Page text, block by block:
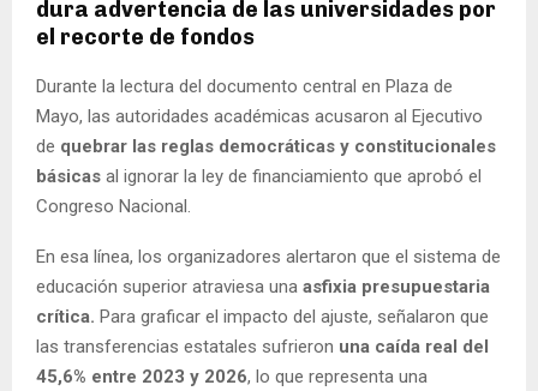
dura advertencia de las universidades por
el recorte de fondos
Durante la lectura del documento central en Plaza de
Mayo, las autoridades académicas acusaron al Ejecutivo
de quebrar las reglas democráticas y constitucionales
básicas al ignorar la ley de financiamiento que aprobó el
Congreso Nacional.
En esa línea, los organizadores alertaron que el sistema de
educación superior atraviesa una asfixia presupuestaria
crítica. Para graficar el impacto del ajuste, señalaron que
las transferencias estatales sufrieron una caída real del
45,6% entre 2023 y 2026, lo que representa una